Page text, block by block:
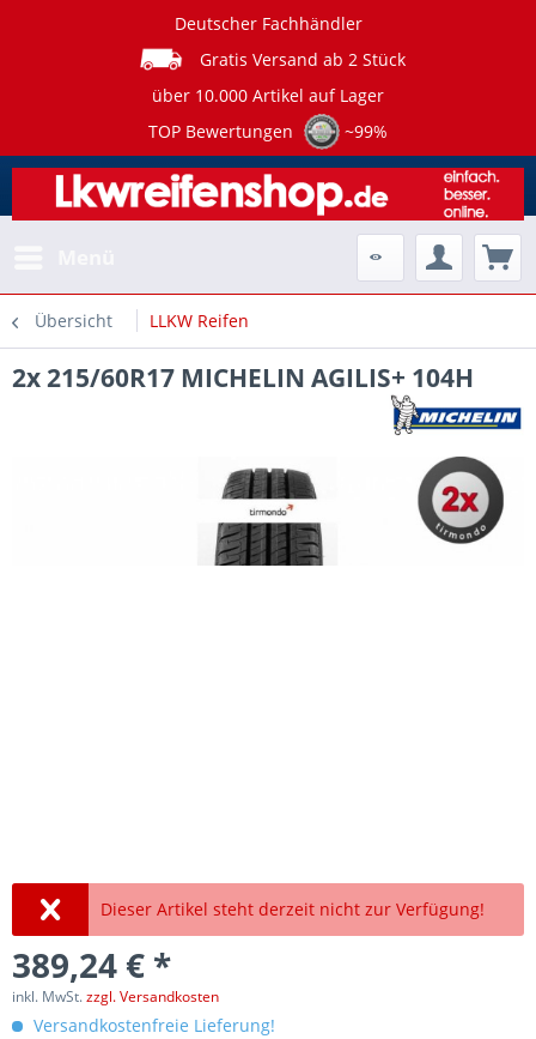
Deutscher Fachhändler
Gratis Versand ab 2 Stück
über 10.000 Artikel auf Lager
TOP Bewertungen
~99%
Übersicht LLKW Reifen
2x 215/60R17 MICHELIN AGILIS+ 104H
Dieser Artikel steht derzeit nicht zur Verfügung!
389,24 € *
inkl. MwSt.zzgl. Versandkosten
Versandkostenfreie Lieferung!